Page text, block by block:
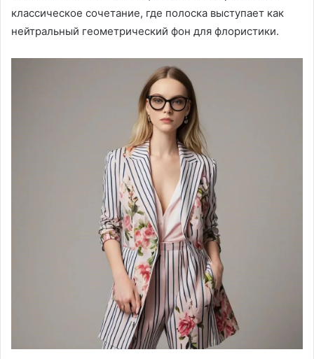
классическое сочетание, где полоска выступает как
нейтральный геометрический фон для флористики.